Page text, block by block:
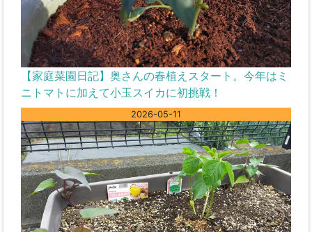
【家庭菜園日記】奥さんの春植えスタート。今年はミ
ニトマトに加えて小玉スイカに初挑戦！
2026-05-11